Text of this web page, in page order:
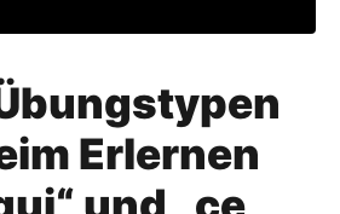
Erlernen